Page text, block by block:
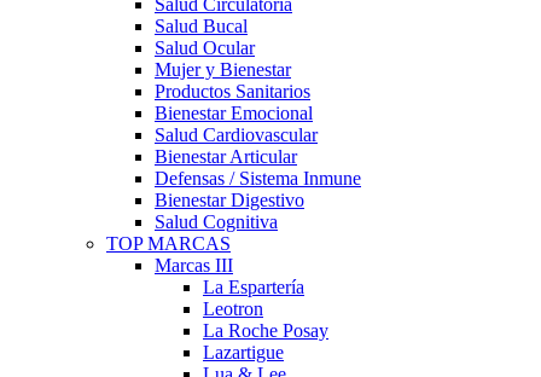
Salud Circulatoria
Salud Bucal
Salud Ocular
Mujer y Bienestar
Productos Sanitarios
Bienestar Emocional
Salud Cardiovascular
Bienestar Articular
Defensas / Sistema Inmune
Bienestar Digestivo
Salud Cognitiva
TOP MARCAS
Marcas III
La Espartería
Leotron
La Roche Posay
Lazartigue